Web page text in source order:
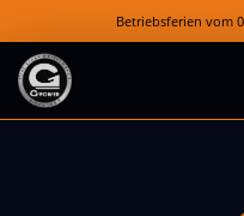
Betriebsferien vom